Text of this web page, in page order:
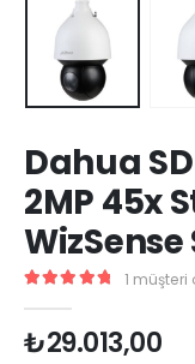
Dahua
2MP 45x
WizSense
1 müşteri
₺29.013,00